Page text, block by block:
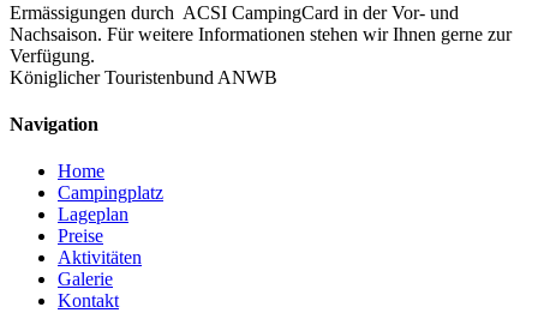
Ermässigungen durch ACSI CampingCard in der Vor- und
Nachsaison. Für weitere Informationen stehen wir Ihnen gerne zur
Verfügung.
Königlicher Touristenbund ANWB
Navigation
Home
Campingplatz
Lageplan
Preise
Aktivitäten
Galerie
Kontakt